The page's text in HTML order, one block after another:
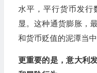
水平，平行货币发行
显。这种通货膨胀，
和货币贬值的泥潭当
更重要的是，意大利